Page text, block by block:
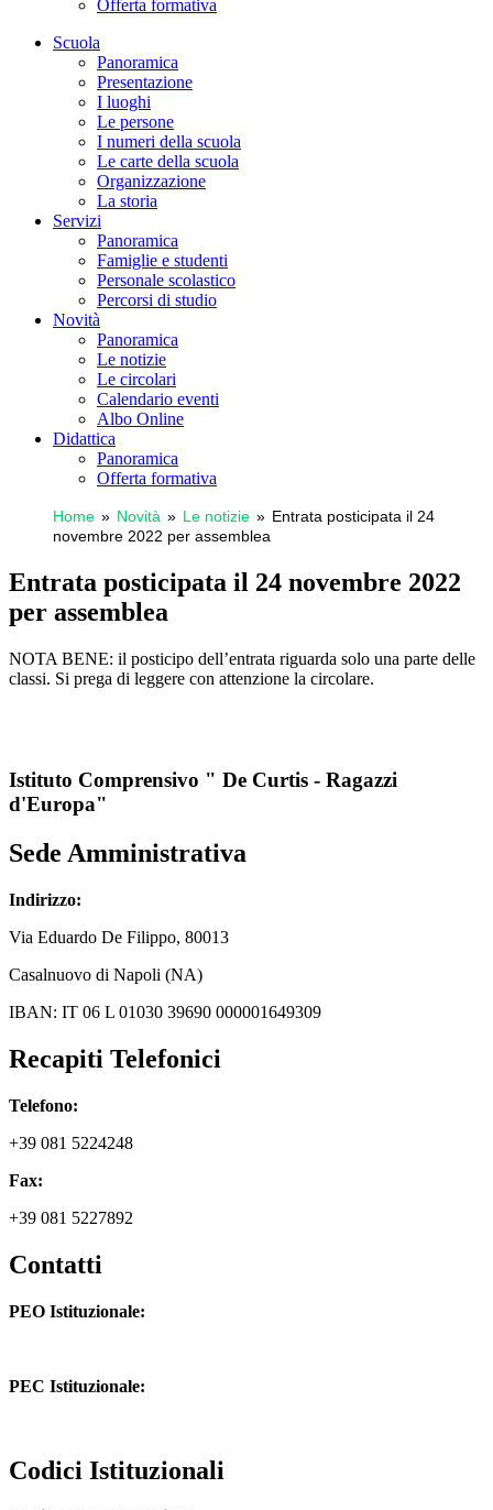
Offerta formativa
Scuola
Panoramica
Presentazione
I luoghi
Le persone
I numeri della scuola
Le carte della scuola
Organizzazione
La storia
Servizi
Panoramica
Famiglie e studenti
Personale scolastico
Percorsi di studio
Novità
Panoramica
Le notizie
Le circolari
Calendario eventi
Albo Online
Didattica
Panoramica
Offerta formativa
Home Novità Le notizie
Entrata posticipata il 24
novembre 2022 per assemblea
Entrata posticipata il 24 novembre 2022
per assemblea
NOTA BENE: il posticipo dell’entrata riguarda solo una parte delle
classi. Si prega di leggere con attenzione la circolare.
Istituto Comprensivo " De Curtis - Ragazzi
d'Europa"
Sede Amministrativa
Indirizzo:
Via Eduardo De Filippo, 80013
Casalnuovo di Napoli (NA)
IBAN: IT 06 L 01030 39690 000001649309
Recapiti Telefonici
Telefono:
+39 081 5224248
Fax:
+39 081 5227892
Contatti
PEO Istituzionale:
PEC Istituzionale:
Codici Istituzionali